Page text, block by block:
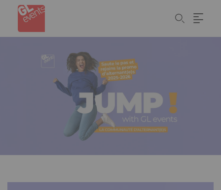
Cookie管理面板
content